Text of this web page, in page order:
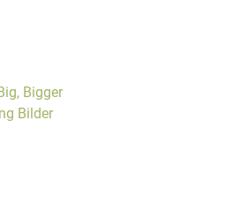
Bigger
Bilder